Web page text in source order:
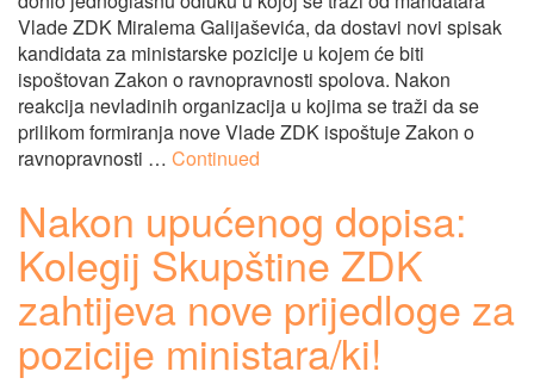
Vlade ZDK Miralema Galijaševića, da dostavi novi spisak
kandidata za ministarske pozicije u kojem će biti
ispoštovan Zakon o ravnopravnosti spolova. Nakon
reakcija nevladinih organizacija u kojima se traži da se
prilikom formiranja nove Vlade ZDK ispoštuje Zakon o
ravnopravnosti … Continued
Nakon upućenog dopisa:
Kolegij Skupštine ZDK
zahtijeva nove prijedloge za
pozicije ministara/ki!